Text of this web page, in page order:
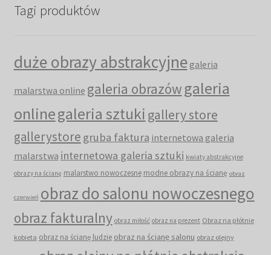
Tagi produktów
duże obrazy abstrakcyjne galeria
malarstwa online galeria obrazów galeria
onlinegaleria sztuki gallery store
gallerystore gruba faktura internetowa galeria
malarstwa internetowa galeria sztuki kwiaty abstrakcyjne
obrazy na ścianę malarstwo nowoczesne modne obrazy na ścianę obraz
czerwień obraz do salonu nowoczesnego
obraz fakturalny obraz miłość obraz na prezent Obraz na płótnie
kobieta obraz na ścianę ludzie obraz na ścianę salonu obraz olejny